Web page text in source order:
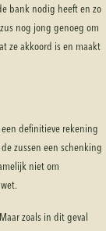
bank nodig heeft en zo
nog jong genoeg om
ze akkoord is en maakt
definitieve rekening
zussen een schenking
niet om
zoals in dit geval